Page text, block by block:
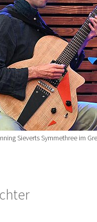
Sieverts Symmethree im